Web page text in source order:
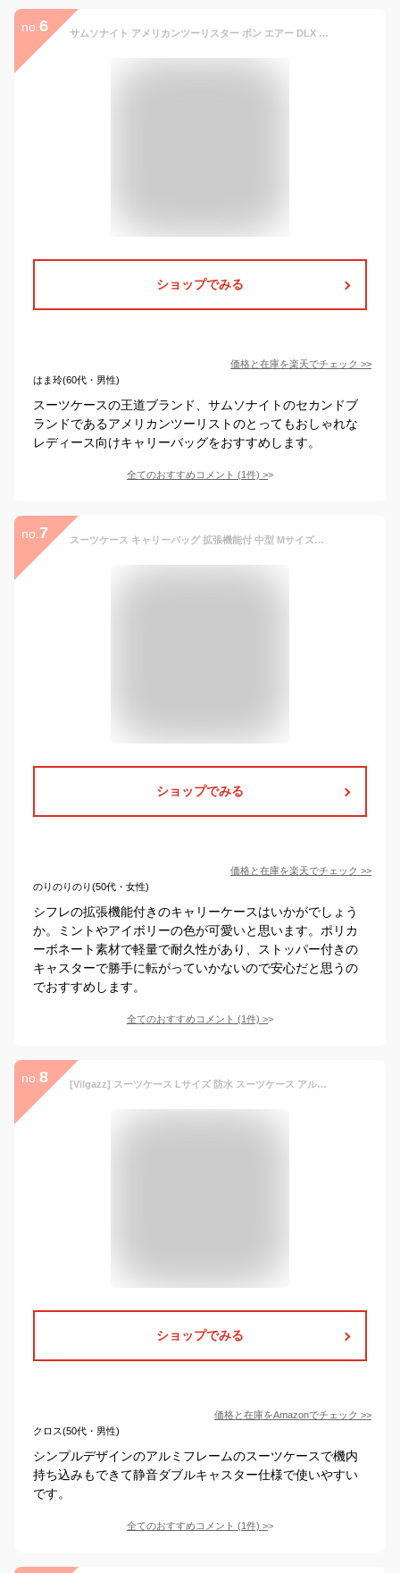
no. 6 サムソナイト アメリカンツーリスター ボン エアー DLX 55cm ライトイエロー 134849-2347 スーツケース 旅行 海外【送料無料】※北海道・沖縄・離島を除く
ショップでみる
価格と在庫を楽天でチェック >>
はま玲(60代・男性)
スーツケースの王道ブランド、サムソナイトのセカンドブ
ランドであるアメリカンツーリストのとってもおしゃれな
レディース向けキャリーバッグをおすすめします。
全てのおすすめコメント (1件) >
no. 7 スーツケース キャリーバッグ 拡張機能付 中型 Mサイズストッパー付双輪キャスター キャリーケースシフレ 1年保証付 エスケープ ESC2188 57cm 53-60L
ショップでみる
価格と在庫を楽天でチェック >>
のりのりのり(50代・女性)
シフレの拡張機能付きのキャリーケースはいかがでしょう
か。ミントやアイボリーの色が可愛いと思います。ポリカ
ーボネート素材で軽量で耐久性があり、ストッパー付きの
キャスターで勝手に転がっていかないので安心だと思うの
でおすすめします。
全てのおすすめコメント (1件) >
no. 8 [Vilgazz] スーツケース Lサイズ 防水 スーツケース アルミフレームタイプ キャリーバッグ 機内持ち込み 7泊以上 TSAロック 静音ダブルキャスター 360度回転 キャリーケース 小型 キャリーバッグ（託送必要75L）
ショップでみる
価格と在庫をAmazonでチェック >>
クロス(50代・男性)
シンプルデザインのアルミフレームのスーツケースで機内
持ち込みもできて静音ダブルキャスター仕様で使いやすい
です。
全てのおすすめコメント (1件) >